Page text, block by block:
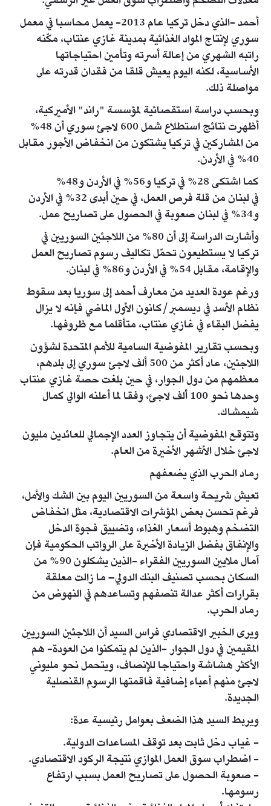
أحمد -الذي دخل تركيا عام 2013- يعمل محاسبا في معمل
سوري لإنتاج المواد الغذائية بمدينة غازي عنتاب، مكّنه
راتبه الشهري من إعالة أسرته وتأمين احتياجاتها
الأساسية، لكنه اليوم يعيش قلقا من فقدان قدرته على
مواصلة ذلك.
وبحسب دراسة استقصائية لمؤسسة "راند" الأميركية،
أظهرت نتائج استطلاع شمل 600 لاجئ سوري أن 48%
من المشاركين في تركيا يشتكون من انخفاض الأجور مقابل
40% في الأردن.
كما اشتكى 28% في تركيا و56% في الأردن و48%
في لبنان من قلة فرص العمل، في حين أبدى 32% في الأردن
و34% في لبنان صعوبة في الحصول على تصاريح عمل.
وأشارت الدراسة إلى أن 80% من اللاجئين السوريين في
تركيا لا يستطيعون تحمّل تكاليف رسوم تصاريح العمل
والإقامة، مقابل 54% في الأردن و86% في لبنان.
ورغم عودة العديد من معارف أحمد إلى سوريا بعد سقوط
نظام الأسد في ديسمبر/كانون الأول الماضي فإنه لا يزال
يفضل البقاء في غازي عنتاب، متأقلما مع ظروفها.
وبحسب تقارير المفوضية السامية للأمم المتحدة لشؤون
اللاجئين، عاد أكثر من 500 ألف لاجئ سوري إلى بلدهم،
معظمهم من دول الجوار، في حين بلغت حصة غازي عنتاب
وحدها نحو 100 ألف لاجئ، وفقا لما أعلنه الوالي كمال
شيمشاك.
وتتوقع المفوضية أن يتجاوز العدد الإجمالي للعائدين مليون
لاجئ خلال الأشهر الأخيرة من العام.
رماد الحرب الذي يضعفهم
تعيش شريحة واسعة من السوريين اليوم بين الشك والأمل،
فرغم تحسن بعض المؤشرات الاقتصادية، مثل انخفاض
التضخم وهبوط أسعار الغذاء، وتضييق فجوة الدخل
والإنفاق بفضل الزيادة الأخيرة على الرواتب الحكومية فإن
آمال ملايين السوريين الفقراء -الذين يشكلون 90% من
السكان بحسب تصنيف البنك الدولي– ما زالت معلقة
بقرارات أكثر عدالة تنصفهم وتساعدهم في النهوض من
رماد الحرب.
ويرى الخبير الاقتصادي فراس السيد أن اللاجئين السوريين
المقيمين في دول الجوار -الذين لم يتمكنوا من العودة- هم
الأكثر هشاشة واحتياجا للإنصاف، ويتحمل نحو مليوني
لاجئ منهم أعباء إضافية فاقمتها الرسوم القنصلية
الجديدة.
ويربط السيد هذا الضعف بعوامل رئيسية عدة:
- غياب دخل ثابت بعد توقف المساعدات الدولية.
- اضطراب سوق العمل الموازي نتيجة الركود الاقتصادي.
- صعوبة الحصول على تصاريح العمل بسبب ارتفاع
رسومها.